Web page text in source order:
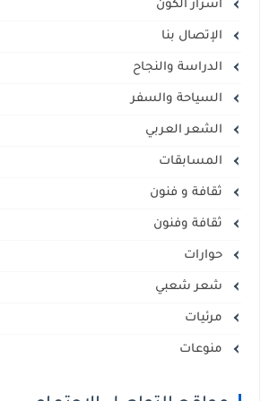
أسرار الكون
الإتصال بنا
الدراسة والنجاح
السياحة والسفر
الشعر العربي
المسابقات
ثقافة و فنون
ثقافة وفنون
حوارات
شعر شعبي
مرئيات
منوعات